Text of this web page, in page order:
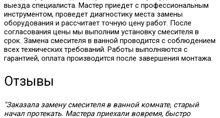
выезда специалиста. Мастер приедет с профессиональным
инструментом, проведет диагностику места замены
оборудования и рассчитает точную цену работ. После
согласования цены мы выполним установку смесителя в
срок. Замена смесителя в ванной проводится с соблюдением
всех технических требований. Работы выполняются с
гарантией, оплата производится после завершения монтажа.
Отзывы
"Заказала замену смесителя в ванной комнате, старый
начал протекать. Мастера приехали вовремя, быстро